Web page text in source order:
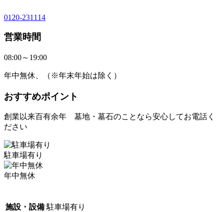
0120-231114
営業時間
08:00～19:00
年中無休、（※年末年始は除く）
おすすめポイント
創業以来百有余年 墓地・墓石のことなら安心してお電話く
ださい
駐車場有り
年中無休
施設・設備 駐車場有り